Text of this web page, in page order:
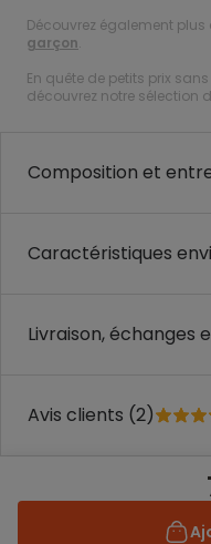
Découvrez également plus
garçon.
En quête de petits prix
découvrez notre sélection
Composition et
Caractéristiques
Livraison, échanges
Avis clients (2)